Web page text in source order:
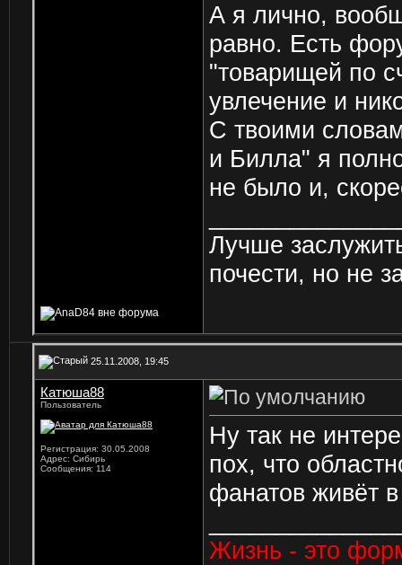
А я лично,
равно. Есть
"товарищей по
увлечение и
С твоими
и Билла" я
не было и,
Лучше
почести, но не
25.11.2008, 19:45
Катюша88
Пользователь
Регистрация: 30.05.2008
Адрес: Сибирь
Сообщения: 114
Ну так не
пох, что
фанатов живёт
Жизнь - это